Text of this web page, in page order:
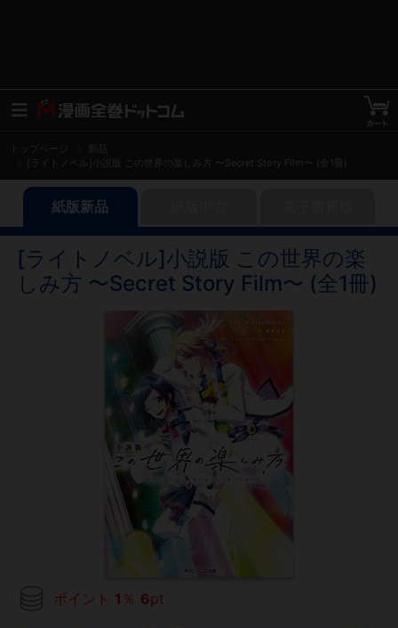
トップページ
[ライトノベル]小説版 この世界の楽しみ方 〜Secret Story Film〜 (全1冊)
紙版新品
[ライトノベル]小説版 この世界の楽
しみ方 〜Secret Story Film〜 (全1冊)
ポイント 1 ％ 6pt